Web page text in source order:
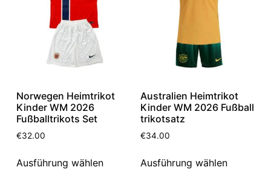
Norwegen Heimtrikot
Kinder WM 2026
Fußballtrikots Set
€32.00
Ausführung wählen
Australien Heimtrikot
Kinder WM 2026 Fußball
trikotsatz
€34.00
Ausführung wählen